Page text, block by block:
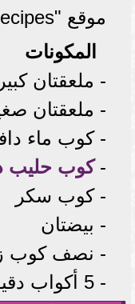
موقع "allrecipes".
المكونات
- ملعقتان
- ملعقتان
- كوب ماء
-كوب حليب
- كوب سكر
- بيضتان
- نصف كوب
- 5 أكواب دقيق متعدد الاستخدامات